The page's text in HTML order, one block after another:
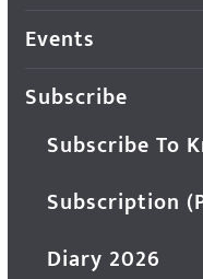
Events
Subscribe
Subscribe To
Subscription
Diary 2026